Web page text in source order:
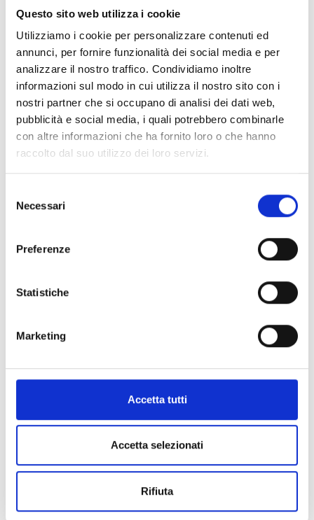
Questo sito web utilizza i cookie
Utilizziamo i cookie per personalizzare contenuti ed
annunci, per fornire funzionalità dei social media e per
analizzare il nostro traffico. Condividiamo inoltre
informazioni sul modo in cui utilizza il nostro sito con i
nostri partner che si occupano di analisi dei dati web,
pubblicità e social media, i quali potrebbero combinarle
con altre informazioni che ha fornito loro o che hanno
raccolto dal suo utilizzo dei loro servizi.
delNecessari
Preferenze
Statistiche
Marketing
Accetta tutti
Accetta selezionati
Rifiuta
Allegato: Pubblicato in data: 31/10/2024
IX scorrimento di graduatoria
Allegato: Pubblicato in data: 15/11/2024
X° scorrimento di graduatoria
11° scorrimento di graduatoria
Futuro Studente
Studente Iscritto
Studente Internazionale
Laureato